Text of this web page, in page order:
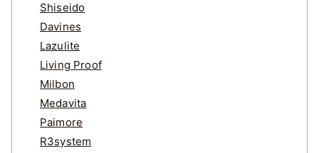
Shiseido
Davines
Lazulite
Living Proof
Milbon
Medavita
Paimore
R3system